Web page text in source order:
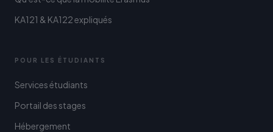
KA121 & KA122 expliqués
POUR LES ÉTUDIANTS
Services étudiants
Portail des stages
Hébergement